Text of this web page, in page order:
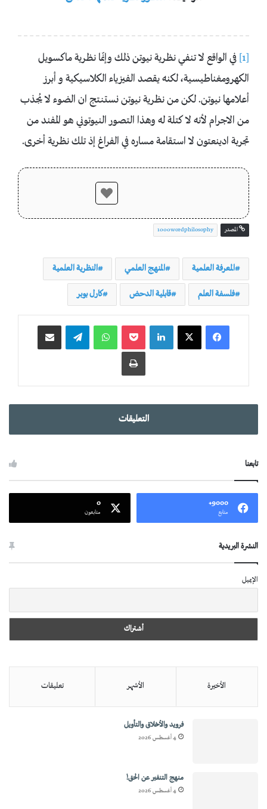
[1]
في الواقع لا تنفي نظرية نيوتن ذلك وإنّما نظرية ماكسويل
الكهرومغناطيسية، لكنه يقصد الفيزياء الكلاسيكية و أبرز
أعلامها نيوتن. لكن من نظرية نيوتن نستنتج ان الضوء لا يُجذب
من الاجرام لأنه لا كتلة له وهذا التصور النيوتوني هو المفند من
تجربة ادينعتون لا استقامة مساره في الفراغ إذ تلك نظرية أخرى.
المصدر 1000wordphilosophy
المعرفة العلمية المنهج العلمي النظرية العلمية
فلسفة العلم قابلية الدحض كارل بوبر
واتساب
التعليقات
تابعنا
9000+
متابع
0
متابعون
النشرة البريدية
الإيميل
الأخيرة الأشهر تعليقات
فرويد والأخلاق والتأويل
4 أغسطس 2026
منهج التنفير عن الحق!
4 أغسطس 2026